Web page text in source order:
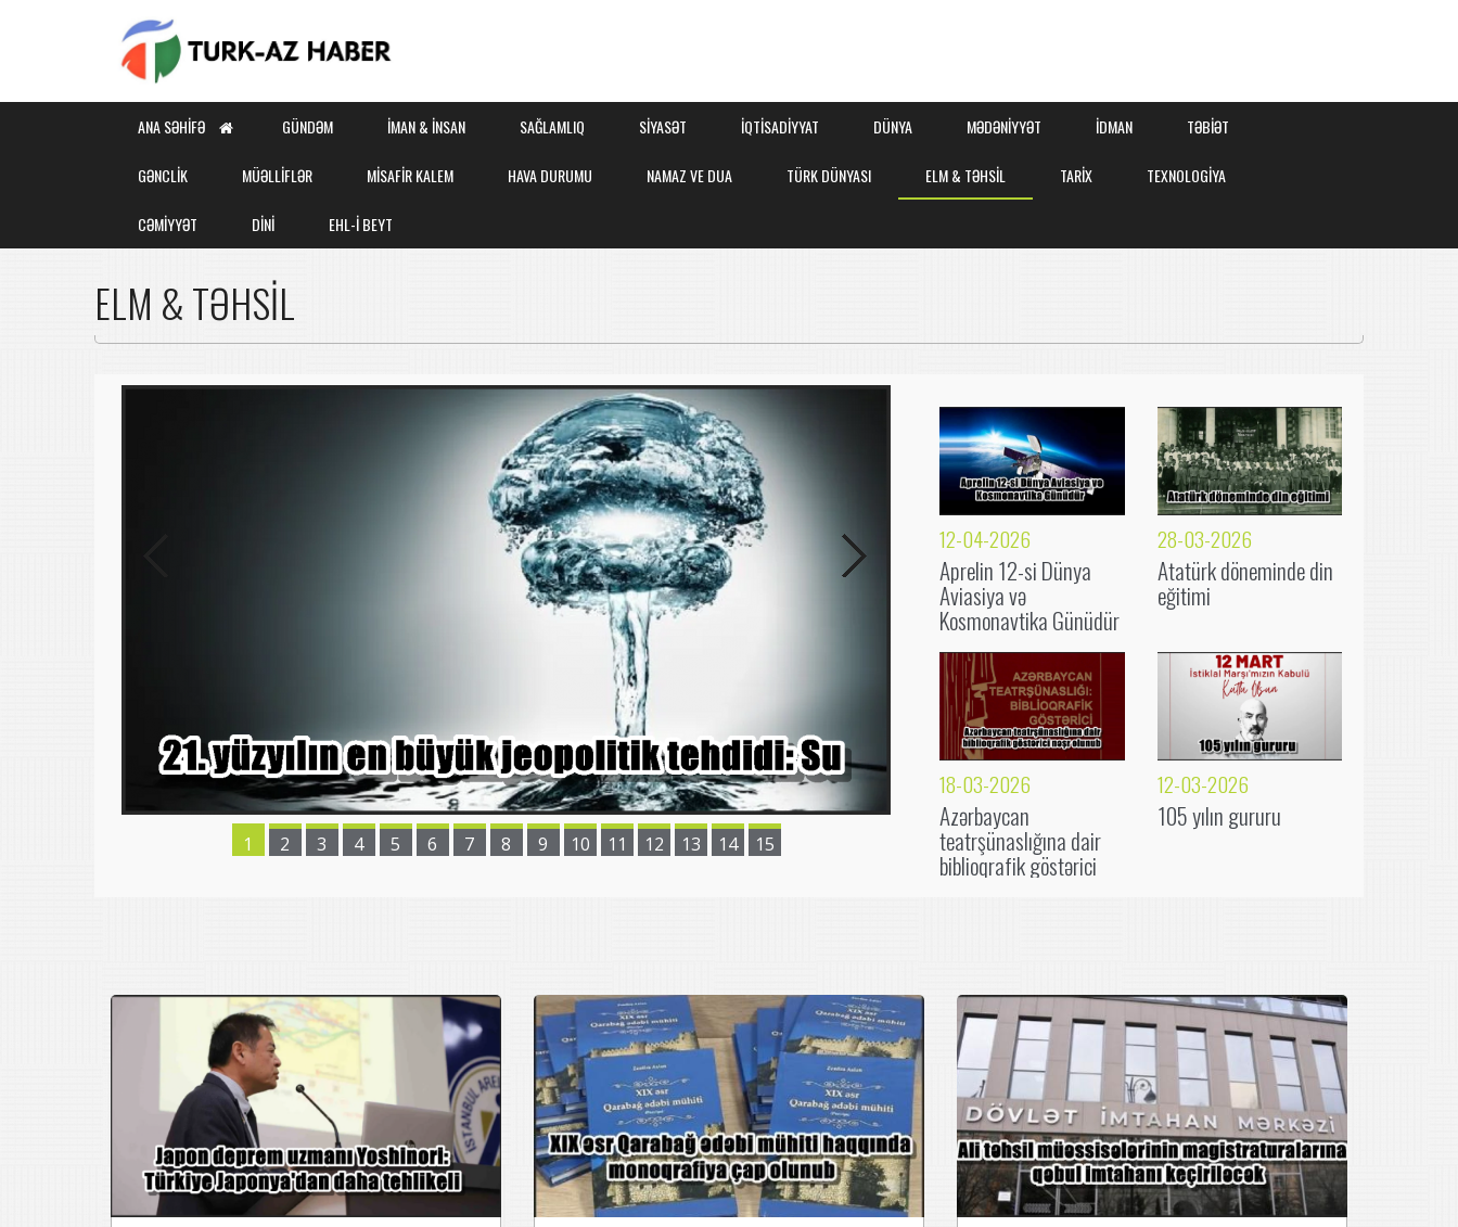
ANA SƏHIFƏ GÜNDƏM İMAN & İNSAN SAĞLAMLIQ SİYASƏT İQTİSADİYYAT DÜNYA MƏDƏNİYYƏT İDMAN TƏBİƏT
GƏNCLİK MÜƏLLİFLƏR MİSAFİR KALEM HAVA DURUMU NAMAZ VE DUA TÜRK DÜNYASI ELM & TƏHSİL TARİX TEXNOLOGİYA
CƏMİYYƏT DİNİ EHL-İ BEYT
ELM & TƏHSİL
1 2 3 4 5 6 7 8 9 10 11 12 13 14 15
12-04-2026
Aprelin 12-si Dünya
Aviasiya və
Kosmonavtika Günüdür
28-03-2026
Atatürk döneminde din
eğitimi
18-03-2026
Azərbaycan
teatrşünaslığına dair
biblioqrafik göstərici
12-03-2026
105 yılın gururu